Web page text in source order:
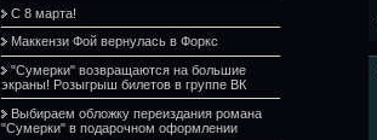
С 8 марта!
Маккензи Фой вернулась в Форкс
"Сумерки" возвращаются на большие
экраны! Розыгрыш билетов в группе ВК
Выбираем обложку переиздания романа
"Сумерки" в подарочном оформлении